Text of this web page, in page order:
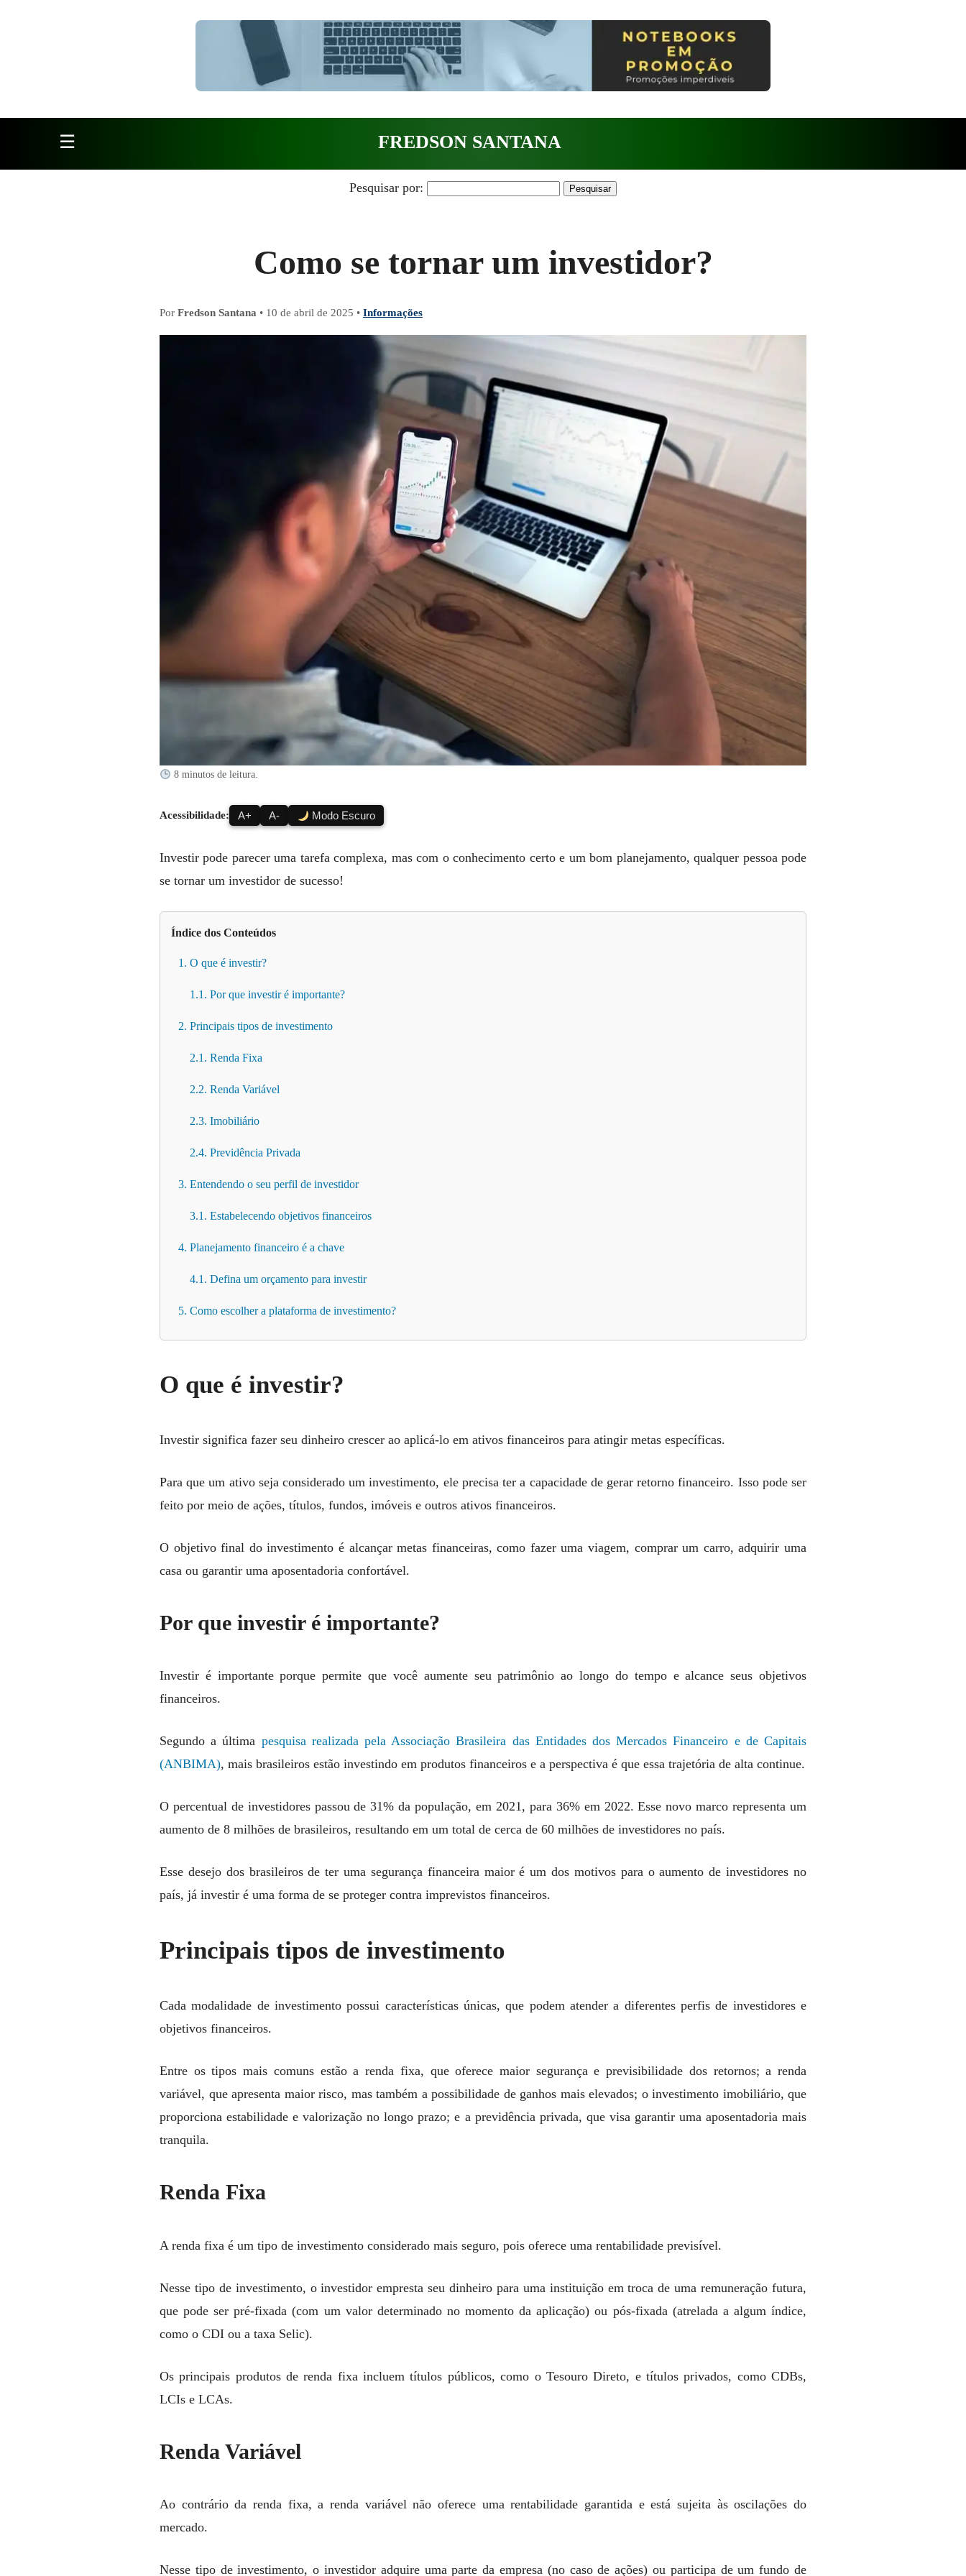
☰ FREDSON SANTANA
Pesquisar por:
Como se tornar um investidor?
Por Fredson Santana • 10 de abril de 2025 • Informações
8 minutos de leitura.
Acessibilidade: A+ A- Modo Escuro
Investir pode parecer uma tarefa complexa, mas com o conhecimento certo e um bom planejamento, qualquer pessoa pode
se tornar um investidor de sucesso!
Índice dos Conteúdos
1. O que é investir?
1.1. Por que investir é importante?
2. Principais tipos de investimento
2.1. Renda Fixa
2.2. Renda Variável
2.3. Imobiliário
2.4. Previdência Privada
3. Entendendo o seu perfil de investidor
3.1. Estabelecendo objetivos financeiros
4. Planejamento financeiro é a chave
4.1. Defina um orçamento para investir
5. Como escolher a plataforma de investimento?
O que é investir?
Investir significa fazer seu dinheiro crescer ao aplicá-lo em ativos financeiros para atingir metas específicas.
Para que um ativo seja considerado um investimento, ele precisa ter a capacidade de gerar retorno financeiro. Isso pode ser
feito por meio de ações, títulos, fundos, imóveis e outros ativos financeiros.
O objetivo final do investimento é alcançar metas financeiras, como fazer uma viagem, comprar um carro, adquirir uma
casa ou garantir uma aposentadoria confortável.
Por que investir é importante?
Investir é importante porque permite que você aumente seu patrimônio ao longo do tempo e alcance seus objetivos
financeiros.
Segundo a última pesquisa realizada pela Associação Brasileira das Entidades dos Mercados Financeiro e de Capitais
(ANBIMA), mais brasileiros estão investindo em produtos financeiros e a perspectiva é que essa trajetória de alta continue.
O percentual de investidores passou de 31% da população, em 2021, para 36% em 2022. Esse novo marco representa um
aumento de 8 milhões de brasileiros, resultando em um total de cerca de 60 milhões de investidores no país.
Esse desejo dos brasileiros de ter uma segurança financeira maior é um dos motivos para o aumento de investidores no
país, já investir é uma forma de se proteger contra imprevistos financeiros.
Principais tipos de investimento
Cada modalidade de investimento possui características únicas, que podem atender a diferentes perfis de investidores e
objetivos financeiros.
Entre os tipos mais comuns estão a renda fixa, que oferece maior segurança e previsibilidade dos retornos; a renda
variável, que apresenta maior risco, mas também a possibilidade de ganhos mais elevados; o investimento imobiliário, que
proporciona estabilidade e valorização no longo prazo; e a previdência privada, que visa garantir uma aposentadoria mais
tranquila.
Renda Fixa
A renda fixa é um tipo de investimento considerado mais seguro, pois oferece uma rentabilidade previsível.
Nesse tipo de investimento, o investidor empresta seu dinheiro para uma instituição em troca de uma remuneração futura,
que pode ser pré-fixada (com um valor determinado no momento da aplicação) ou pós-fixada (atrelada a algum índice,
como o CDI ou a taxa Selic).
Os principais produtos de renda fixa incluem títulos públicos, como o Tesouro Direto, e títulos privados, como CDBs,
LCIs e LCAs.
Renda Variável
Ao contrário da renda fixa, a renda variável não oferece uma rentabilidade garantida e está sujeita às oscilações do
mercado.
Nesse tipo de investimento, o investidor adquire uma parte da empresa (no caso de ações) ou participa de um fundo de